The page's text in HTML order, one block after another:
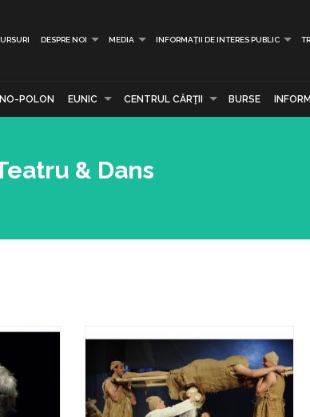
DESPRE NOI MEDIA INFORMAȚII DE INTERES PUBLIC
POLON EUNIC CENTRUL CĂRŢII BURSE
& Dans